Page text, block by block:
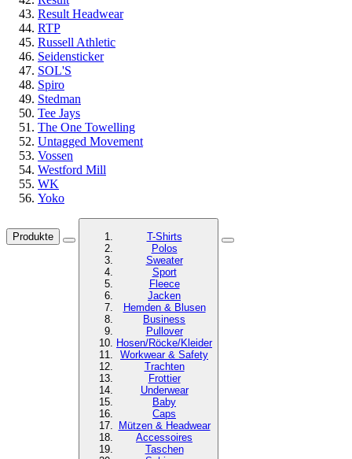
Result Headwear
RTP
Russell Athletic
Seidensticker
SOL'S
Spiro
Stedman
Tee Jays
The One Towelling
Untagged Movement
Vossen
Westford Mill
WK
Yoko
Produkte
T-Shirts
Polos
Sweater
Sport
Fleece
Jacken
Hemden & Blusen
Business
Pullover
Hosen/Röcke/Kleider
Workwear & Safety
Trachten
Frottier
Underwear
Baby
Caps
Mützen & Headwear
Accessoires
Taschen